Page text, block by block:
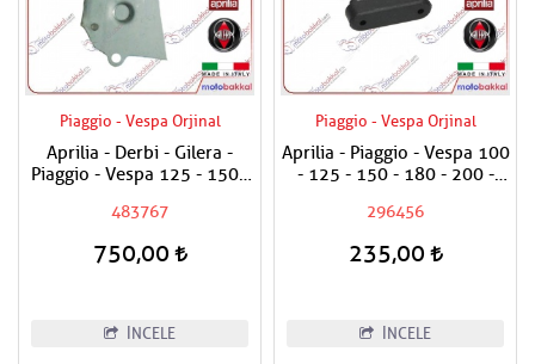
Piaggio - Vespa Orjinal
Aprilia - Derbi - Gilera -
Piaggio - Vespa 125 - 150 -
Pompasını Tutan Levha
483767
750,00
İNCELE
Piaggio - Vespa Orjinal
Aprilia - Piaggio - Vespa 100
- 125 - 150 - 180 - 200 -
Sele Altı Takozu / Uzun Tip /
296456
235,00
İNCELE